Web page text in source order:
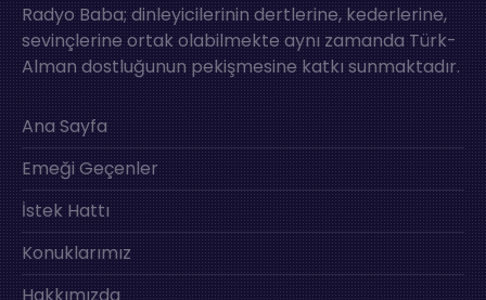
Radyo Baba; dinleyicilerinin dertlerine, kederlerine,
sevinçlerine ortak olabilmekte aynı zamanda Türk-
Alman dostluğunun pekişmesine katkı sunmaktadır.
Ana Sayfa
Emeği Geçenler
İstek Hattı
Konuklarımız
Hakkımızda